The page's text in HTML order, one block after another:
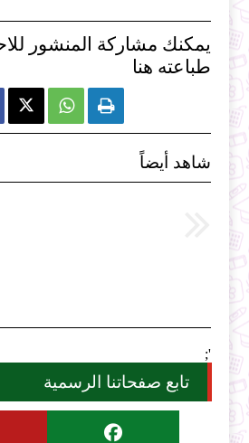
يمكنك مشاركة المنشور
طباعته هنا
 
شاهد أيضاً
';
تابع صفحاتنا الرسمية